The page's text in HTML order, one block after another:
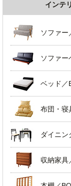
インテ
ソファー
ソファー
ベッド／
布団・寝
ダイニン
収納家具